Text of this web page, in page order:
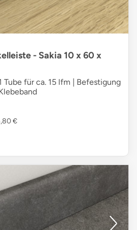
- Sakia 10 x 60 x
Tube für ca. 15 lfm | Befestigung
€